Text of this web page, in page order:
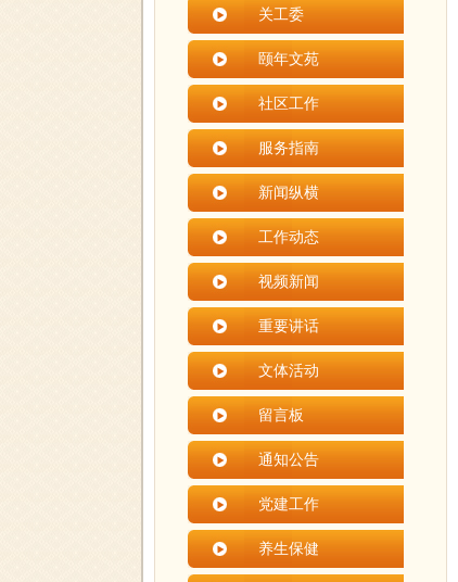
关工委
颐年文苑
社区工作
服务指南
新闻纵横
工作动态
视频新闻
重要讲话
文体活动
留言板
通知公告
党建工作
养生保健